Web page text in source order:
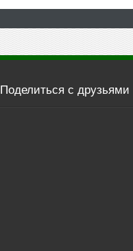
Поделиться с друзьями